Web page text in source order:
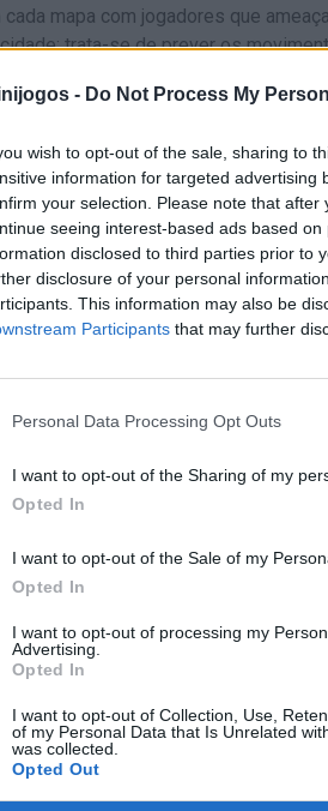
- Do Not Process My
wish to opt-out of the sale, sharing to
information for targeted advertising
your selection. Please note that
seeing interest-based ads based
disclosed to third parties prior to
disclosure of your personal
This information may also be
Participants that may further
Personal Data Processing Opt Outs
I want to opt-out of the Sharing of my
Opted In
I want to opt-out of the Sale of my
Opted In
I want to opt-out of processing my
Advertising.
Opted In
I want to opt-out of Collection, Use,
of my Personal Data that Is Unrelated
was collected.
Opted Out
mapa com jogadores que
trata-se de prever os
demasiados reis! Não esperes que
marcar o teu poder desde o
na altura de conquistar!
MOVER-SE ESCOLHER